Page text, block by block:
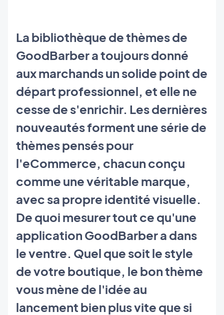
La bibliothèque de thèmes de
GoodBarber a toujours donné
aux marchands un solide point de
départ professionnel, et elle ne
cesse de s'enrichir. Les dernières
nouveautés forment une série de
thèmes pensés pour
l'eCommerce, chacun conçu
comme une véritable marque,
avec sa propre identité visuelle.
De quoi mesurer tout ce qu'une
application GoodBarber a dans
le ventre. Quel que soit le style
de votre boutique, le bon thème
vous mène de l'idée au
lancement bien plus vite que si